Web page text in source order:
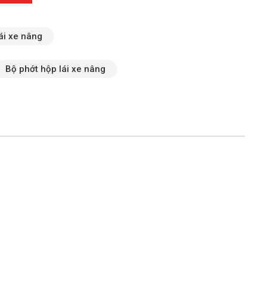
xe nâng
Bộ phớt hộp lái xe nâng